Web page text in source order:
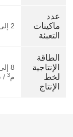
عدد
ماكينات
التعبئة
2 إلى 3
الطاقة
الإنتاجية
لخط
الإنتاج
م3
/